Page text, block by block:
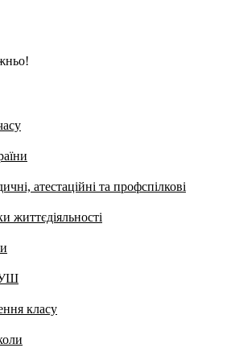
атестаційні та профспілкові
життєдіяльності
класу